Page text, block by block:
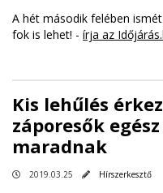
A hét második felében
fok is lehet! - írja az
Kis lehűlés
záporesők
maradnak
2019.03.25 Hírszerkesztő